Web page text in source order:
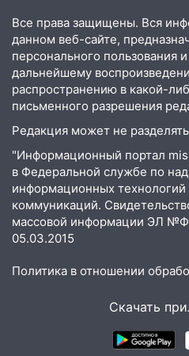
13:15 Трижды «брал в
житель Вешкаймского
знакомого 191 тысячу
13:14 Ураган оторвал
13:12 Дерево
Новгородской в
на электрощит
13:10 В Заволжском
упало во дворе
сорванные крыши,
Ульяновск
Все права защищены. Вся
данном веб-сайте,
персонального пользования
дальнейшему
распространению в какой-
письменного разрешения
Редакция может не
"Информационный портал
в Федеральной службе по
информационных технологий
коммуникаций.
массовой информации ЭЛ
05.03.2015
Политика в отношении
Скачать